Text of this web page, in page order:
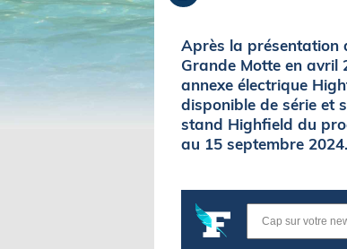
Après la présentation
Grande Motte en avril
annexe électrique
disponible de série et
stand Highfield du
au 15 septembre 2024.